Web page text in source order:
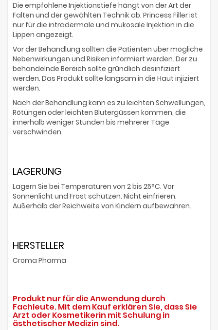
Die empfohlene Injektionstiefe hängt von der Art der
Falten und der gewählten Technik ab. Princess Filler ist
nur für die intradermale und mukosale Injektion in die
Lippen angezeigt.
Vor der Behandlung sollten die Patienten über mögliche
Nebenwirkungen und Risiken informiert werden. Der zu
behandelnde Bereich sollte gründlich desinfiziert
werden. Das Produkt sollte langsam in die Haut injiziert
werden.
Nach der Behandlung kann es zu leichten Schwellungen,
Rötungen oder leichten Blutergüssen kommen, die
innerhalb weniger Stunden bis mehrerer Tage
verschwinden.
LAGERUNG
Lagern Sie bei Temperaturen von 2 bis 25°C. Vor
Sonnenlicht und Frost schützen. Nicht einfrieren.
Außerhalb der Reichweite von Kindern aufbewahren.
HERSTELLER
Croma Pharma
Produkt nur für die Anwendung durch
Fachleute. Mit dem Kauf erklären Sie, dass Sie
Arzt oder Kosmetikerin mit Schulung in
ästhetischer Medizin sind.